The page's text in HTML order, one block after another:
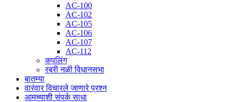
AC-100
AC-102
AC-105
AC-106
AC-107
AC-112
कपलिंग
रबरी नळी विधानसभा
बातम्या
वारंवार विचारले जाणारे प्रश्न
आमच्याशी संपर्क साधा